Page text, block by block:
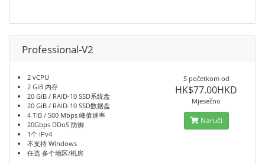
Professional-V2
2 vCPU
2 GiB 内存
20 GiB / RAID-10 SSD系统盘
20 GiB / RAID-10 SSD数据盘
4 TiB / 500 Mbps 峰值速率
20Gbps DDoS 防御
1个 IPv4
不支持 Windows
任选 多个地区/机房
S početkom od
HK$77.00HKD
Mjesečno
Naruči